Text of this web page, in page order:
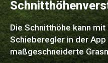
Die Schnitthöhe kann
Schieberegler in der
maßgeschneiderte